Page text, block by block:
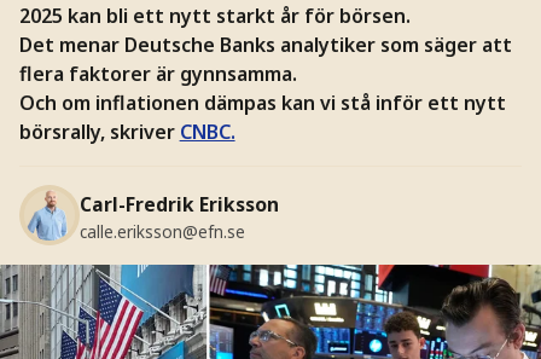
2025 kan bli ett nytt starkt år för börsen.
Det menar Deutsche Banks analytiker som säger att
flera faktorer är gynnsamma.
Och om inflationen dämpas kan vi stå inför ett nytt
börsrally, skriver CNBC.
Carl-Fredrik Eriksson
calle.eriksson@efn.se